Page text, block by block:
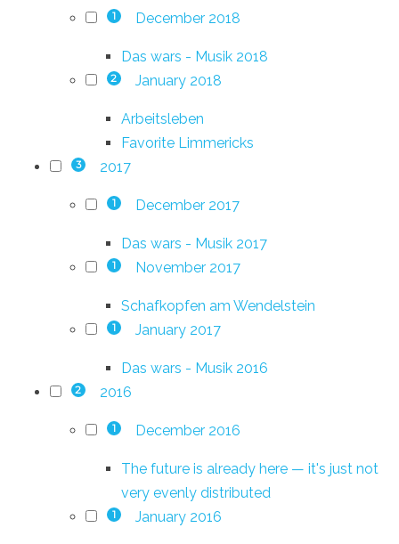
1 December 2018
Das wars - Musik 2018
2 January 2018
Arbeitsleben
Favorite Limmericks
3 2017
1 December 2017
Das wars - Musik 2017
1 November 2017
Schafkopfen am Wendelstein
1 January 2017
Das wars - Musik 2016
2 2016
1 December 2016
The future is already here — it's just not
very evenly distributed
1 January 2016